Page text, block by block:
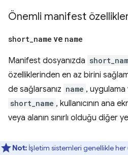
Önemli manifest
short_name ve name
Manifest dosyanızda
özelliklerinden en az birini
de sağlarsanız name , uygulama
short_name , kullanıcının ana
veya alanın sınırlı olduğu diğer
Not: İşletim sistemleri genellikle